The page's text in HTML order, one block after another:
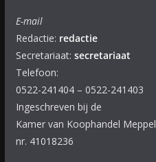
E-mail
Redactie: redactie
Secretariaat: secretariaat
Telefoon:
0522-241404 – 0522-241403
Ingeschreven bij de
Kamer van Koophandel Meppel
nr. 41018236